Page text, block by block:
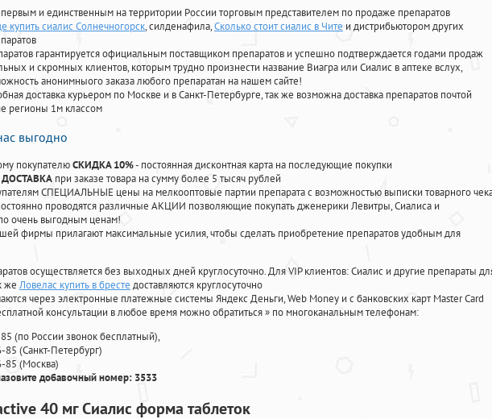
и единственным на территории России торговым представителем по продаже препаратов
купить сиалис Солнечногорск, силденафила,Сколько стоит сиалис в Чите и дистрибьютором других
гарантируется официальным поставщиком препаратов и успешно подтверждается годами продаж
и скромных клиентов, которым трудно произнести название Виагра или Сиалис в аптеке вслух,
анонимныого заказа любого препаратан на нашем сайте!
доставка курьером по Москве и в Санкт-Петербурге, так же возможна доставка препаратов почтой
регионы 1м классом
выгодно
покупателюСКИДКА 10%- постоянная дисконтная карта на последующие покупки
ДОСТАВКА при заказе товара на сумму более 5 тысяч рублей
СПЕЦИАЛЬНЫЕ цены на мелкооптовые партии препарата с возможностью выписки товарного
проводятся различные АКЦИИ позволяющие покупать дженерики Левитры, Сиалиса и
очень выгодным ценам!
фирмы прилагают максимальные усилия, чтобы сделать приобретение препаратов удобным для
осуществляется без выходных дней круглосуточно. Для VIP клиентов: Сиалис и другие препараты
же Ловелас купить в бресте доставляются круглосуточно
через электронные платежные системы Яндекс Деньги, Web Money и с банковских карт Master Card
консультации в любое время можно обратиться» по многоканальным телефонам:
(по России звонок бесплатный),
85 (Санкт-Петербург)
85 (Москва)
добавочный номер: 3533
40 мг Сиалис форма таблеток